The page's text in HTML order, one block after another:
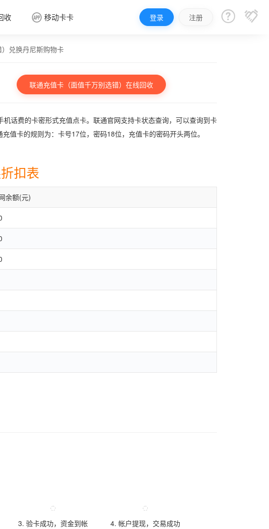
收  移动卡卡 登录 注册  
兑换丹尼斯购物卡
联通充值卡（面值千万别选错）在线回收
话费的卡密形式充值点卡。联通官网支持卡状态查询，可以查询到卡
值卡的规则为：卡号17位，密码18位，充值卡的密码开头两位。
扣表
余额(元)
3. 验卡成功，资金到帐 4. 帐户提现，交易成功